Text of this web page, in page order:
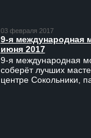
03 февраля 2017
9-я международная
июня 2017
9-я международная
соберёт лучших
центре Сокольники,